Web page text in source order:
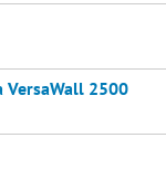
VersaWall 2500